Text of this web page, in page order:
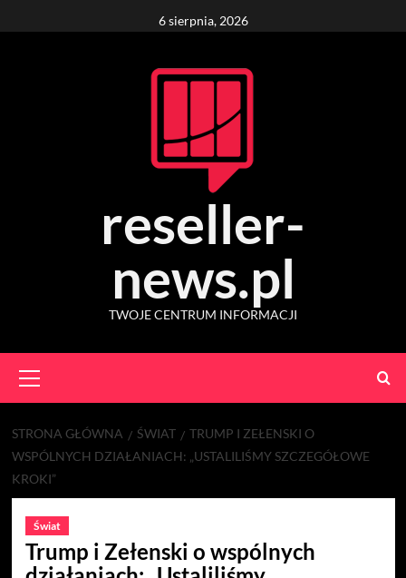
to
6 sierpnia, 2026
reseller-
news.pl
TWOJE CENTRUM INFORMACJI
Menu
STRONA GŁÓWNA ŚWIAT
TRUMP I ZEŁENSKI O
WSPÓLNYCH DZIAŁANIACH: „USTALILIŚMY SZCZEGÓŁOWE
KROKI”
Świat
Trump i Zełenski o wspólnych